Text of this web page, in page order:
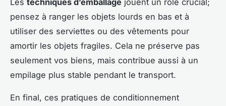
pensez à ranger les objets lourds en bas et à
utiliser des serviettes ou des vêtements pour
amortir les objets fragiles. Cela ne préserve pas
seulement vos biens, mais contribue aussi à un
empilage plus stable pendant le transport.
En final, ces pratiques de conditionnement